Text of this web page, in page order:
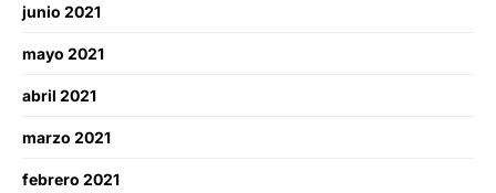
junio 2021
mayo 2021
abril 2021
marzo 2021
febrero 2021